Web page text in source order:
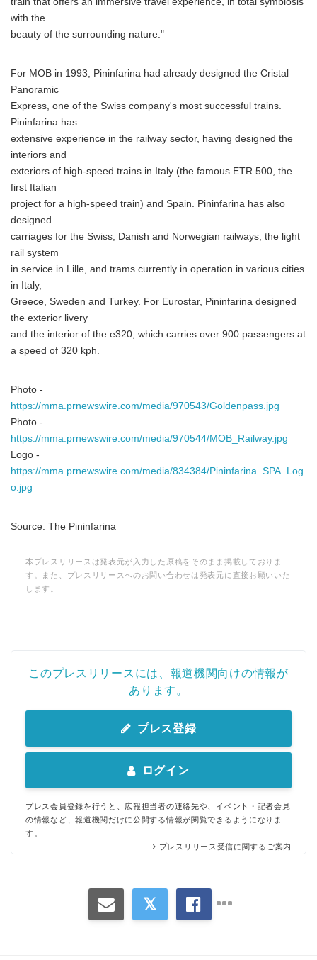
with the
beauty of the surrounding nature."
For MOB in 1993, Pininfarina had already designed the Cristal
Panoramic
Express, one of the Swiss company's most successful trains.
Pininfarina has
extensive experience in the railway sector, having designed the
interiors and
exteriors of high-speed trains in Italy (the famous ETR 500, the
first Italian
project for a high-speed train) and Spain. Pininfarina has also
designed
carriages for the Swiss, Danish and Norwegian railways, the light
rail system
in service in Lille, and trams currently in operation in various cities
in Italy,
Greece, Sweden and Turkey. For Eurostar, Pininfarina designed
the exterior livery
and the interior of the e320, which carries over 900 passengers at
a speed of 320 kph.
Photo -
https://mma.prnewswire.com/media/970543/Goldenpass.jpg
Photo -
https://mma.prnewswire.com/media/970544/MOB_Railway.jpg
Logo -
https://mma.prnewswire.com/media/834384/Pininfarina_SPA_Log
o.jpg
Source: The Pininfarina
本プレスリリースは発表元が入力した原稿をそのまま掲載しておりま
す。また、プレスリリースへのお問い合わせは発表元に直接お願いいた
します。
このプレスリリースには、報道機関向けの情報が
あります。
プレス登録
ログイン
プレス会員登録を行うと、広報担当者の連絡先や、イベント・記者会見
の情報など、報道機関だけに公開する情報が閲覧できるようになりま
す。
プレスリリース受信に関するご案内